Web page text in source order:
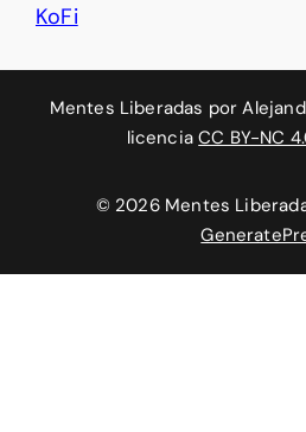
KoFi
Mentes Liberadas por
licenciaCC BY-NC
© 2026 Mentes